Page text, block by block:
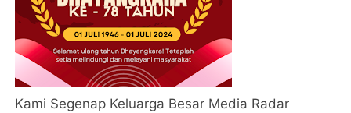
Kami Segenap Keluarga Besar Media Radar